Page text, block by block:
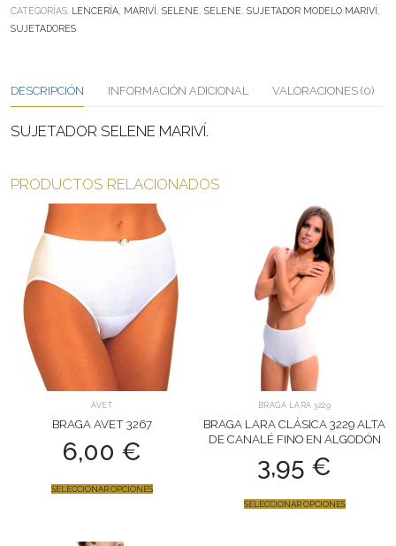
CATEGORÍAS: LENCERÍA MARIVÍ SELENE SELENE SUJETADOR MODELO MARIVÍ
SUJETADORES
DESCRIPCIÓN INFORMACIÓN ADICIONAL VALORACIONES (0)
SUJETADOR SELENE MARIVÍ.
PRODUCTOS RELACIONADOS
AVET
BRAGA AVET 3267
6,00 €
SELECCIONAR OPCIONES
BRAGA LARA 3229
BRAGA LARA CLÁSICA 3229 ALTA
DE CANALÉ FINO EN ALGODÓN
3,95 €
SELECCIONAR OPCIONES